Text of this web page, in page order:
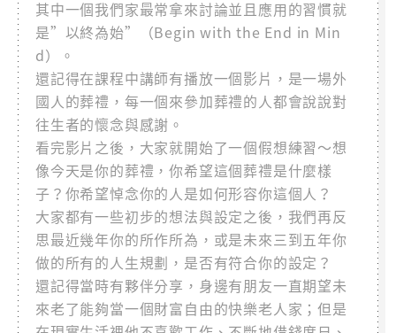
其中一個我們家最常拿來討論並且應用的習慣就
是”以終為始”（Begin with the End in Min
d）。
還記得在課程中講師有播放一個影片，是一場外
國人的葬禮，每一個來參加葬禮的人都會說說對
往生者的懷念與感謝。
看完影片之後，大家就開始了一個假想練習～想
像今天是你的葬禮，你希望這個葬禮是什麼樣
子？你希望悼念你的人是如何形容你這個人？
大家都有一些初步的想法與設定之後，我們再反
思最近幾年你的所作所為，或是未來三到五年你
做的所有的人生規劃，是否有符合你的設定？
還記得當時有夥伴分享，身邊有朋友一直期望未
來老了能夠當一個財富自由的快樂老人家；但是